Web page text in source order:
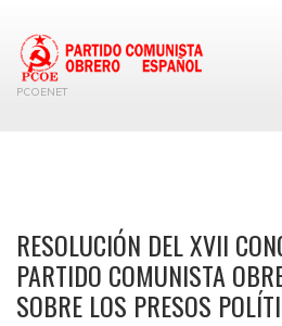
PCOENET
RESOLUCIÓN DEL XVII
PARTIDO COMUNISTA
SOBRE LOS PRESOS